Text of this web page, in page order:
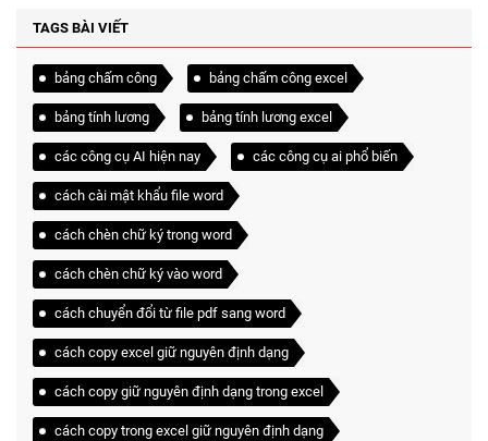
TAGS BÀI VIẾT
bảng chấm công bảng chấm công excel
bảng tính lương bảng tính lương excel
các công cụ AI hiện nay các công cụ ai phổ biến
cách cài mật khẩu file word
cách chèn chữ ký trong word
cách chèn chữ ký vào word
cách chuyển đổi từ file pdf sang word
cách copy excel giữ nguyên định dạng
cách copy giữ nguyên định dạng trong excel
cách copy trong excel giữ nguyên định dạng